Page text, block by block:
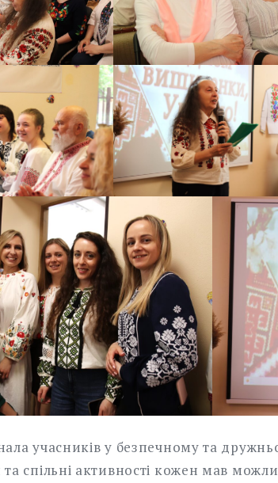
учасників у безпечному та
та спільні активності кожен мав